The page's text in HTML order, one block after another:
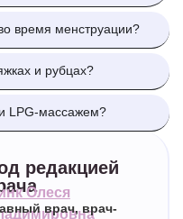
время менструации?
и рубцах?
LPG‑массажем?
редакцией
Олеся
врач, врач-